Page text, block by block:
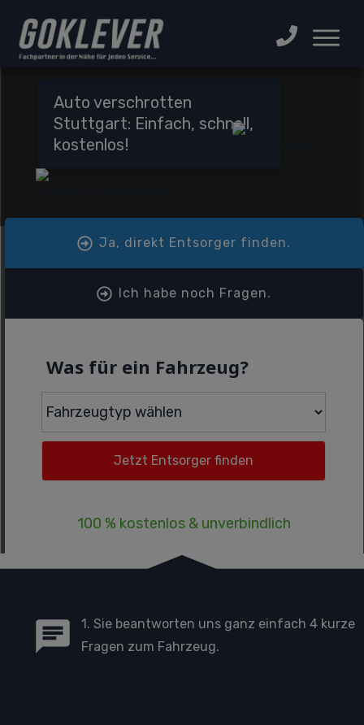
Auto verschrotten
Stuttgart: Einfach, schnell,
kostenlos!
Ja, direkt Entsorger finden.
Ich habe noch Fragen.
Was für ein Fahrzeug?
100 % kostenlos & unverbindlich
1. Sie beantworten uns ganz einfach 4 kurze
Fragen zum Fahrzeug.